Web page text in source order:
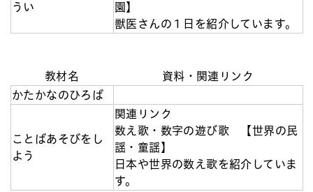
うい
園】
獣医さんの１日を紹介しています。
教材名
資料・関連リンク
かたかなのひろば
ことばあそびをし
よう
関連リンク
数え歌・数字の遊び歌 【世界の民
謡・童謡】
日本や世界の数え歌を紹介していま
す。